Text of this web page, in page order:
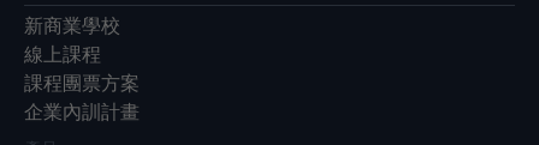
新商業學校
線上課程
課程團票方案
企業內訓計畫